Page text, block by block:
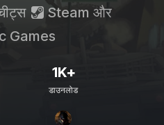
Steam और
Games
1K+
डाउनलोड